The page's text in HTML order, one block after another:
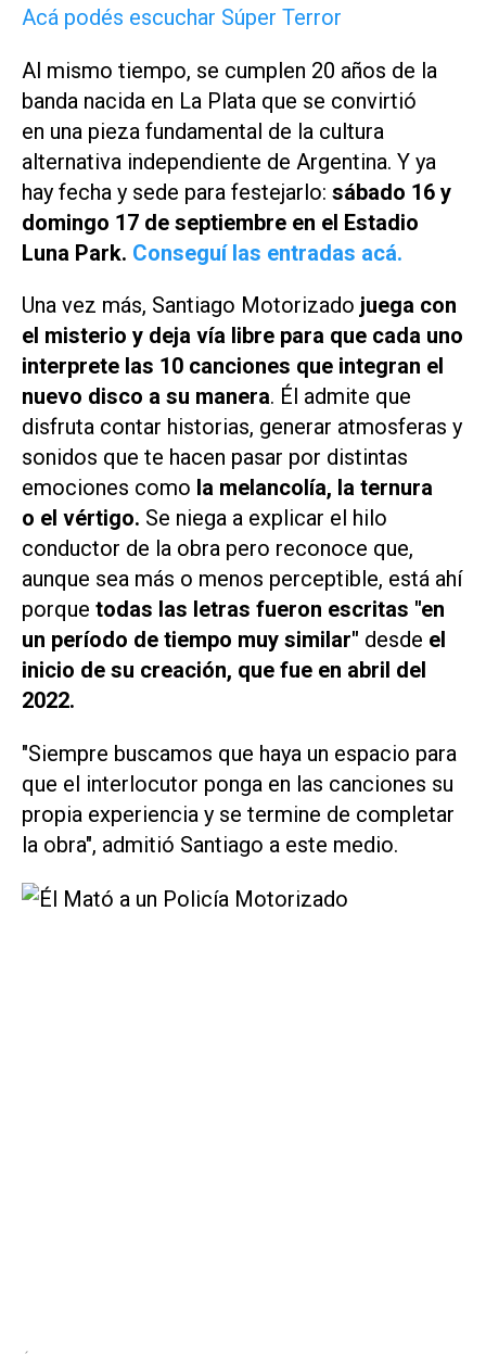
Acá podés escuchar Súper Terror
Al mismo tiempo, se cumplen 20 años de la
banda nacida en La Plata que se convirtió
en una pieza fundamental de la cultura
alternativa independiente de Argentina. Y ya
hay fecha y sede para festejarlo: sábado 16 y
domingo 17 de septiembre en el Estadio
Luna Park. Conseguí las entradas acá.
Una vez más, Santiago Motorizado juega con
el misterio y deja vía libre para que cada uno
interprete las 10 canciones que integran el
nuevo disco a su manera. Él admite que
disfruta contar historias, generar atmosferas y
sonidos que te hacen pasar por distintas
emociones como la melancolía, la ternura
o el vértigo. Se niega a explicar el hilo
conductor de la obra pero reconoce que,
aunque sea más o menos perceptible, está ahí
porque todas las letras fueron escritas "en
un período de tiempo muy similar" desde el
inicio de su creación, que fue en abril del
2022.
"Siempre buscamos que haya un espacio para
que el interlocutor ponga en las canciones su
propia experiencia y se termine de completar
la obra", admitió Santiago a este medio.